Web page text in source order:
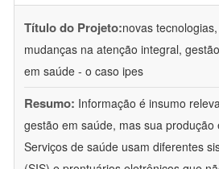
Título do Projeto:novas
mudanças na atenção integral,
em saúde - o caso ipes
Resumo: Informação é insumo
gestão em saúde, mas sua produção
Serviços de saúde usam diferentes